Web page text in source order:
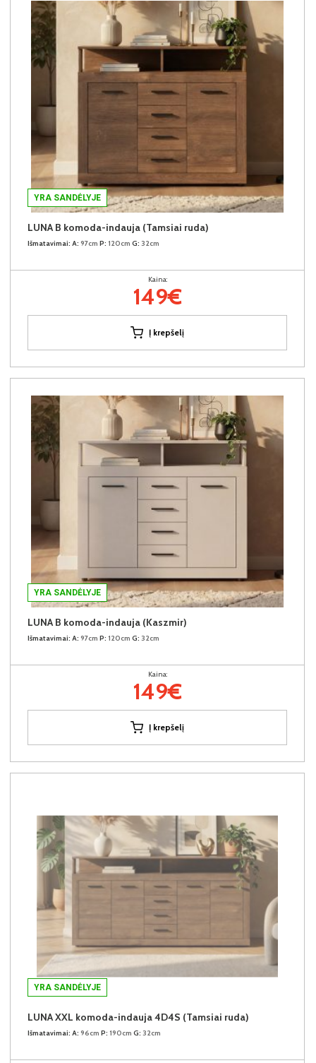
YRA SANDĖLYJE
LUNA B komoda-indauja (Tamsiai ruda)
Išmatavimai: A: 97cm P: 120cm G: 32cm
Kaina:
149€
Į krepšelį
YRA SANDĖLYJE
LUNA B komoda-indauja (Kaszmir)
Išmatavimai: A: 97cm P: 120cm G: 32cm
Kaina:
149€
Į krepšelį
YRA SANDĖLYJE
LUNA XXL komoda-indauja 4D4S (Tamsiai ruda)
Išmatavimai: A: 96cm P: 190cm G: 32cm